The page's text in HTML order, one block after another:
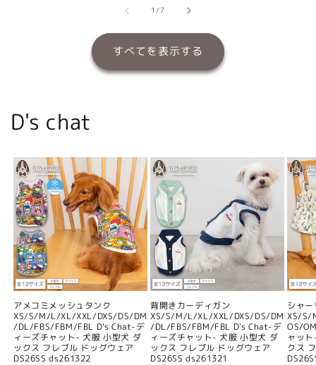
格
1/の
7
すべてを表示する
D's chat
アメコミメッシュタンク
XS/S/M/L/XL/XXL/DXS/DS/DM
/DL/FBS/FBM/FBL D's Chat-デ
ィーズチャット- 犬服 小型犬 ダ
ックス フレブル ドッグウェア
DS26SS ds261322
背開きカーディガン
XS/S/M/L/XL/XXL/DXS/DS/DM
/DL/FBS/FBM/FBL D's Chat-デ
ィーズチャット- 犬服 小型犬 ダ
ックス フレブル ドッグウェア
DS26SS ds261321
シャ
XS/
OS/
ャッ
クス